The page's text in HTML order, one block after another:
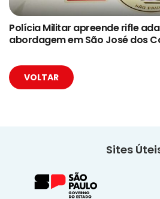
Polícia Militar apreende rifle
abordagem em São José dos
VOLTAR
Sites